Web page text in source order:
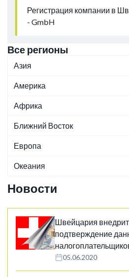
Регистрация компании в
- GmbH
Все регионы
Азия
Америка
Африка
Ближний Восток
Европа
Океания
Новости
Швейцария
подтверждение
05.06.2020